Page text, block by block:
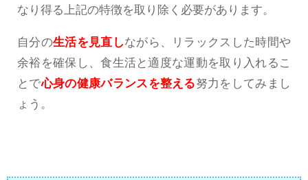
なり得る上記の特徴を取り除く必要があります。
自分の生活を見直しながら、リラックスした時間や
余裕を確保し、食生活と適度な運動を取り入れるこ
とで心身の健康バランスを整える努力をしてみまし
ょう。